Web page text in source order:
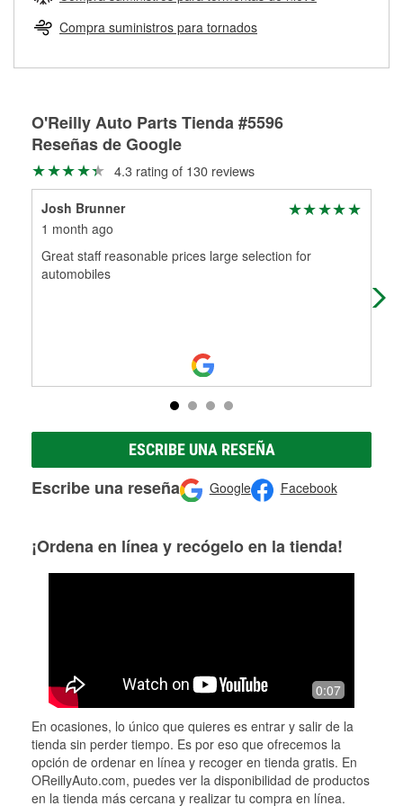
Herramientas de O'Reilly
pueden ser reutilizados, podemos ayudarte a encontrar las
partes de reemplazo correctas para tu reparación.
Rectificación de tambores y discos de freno
Compra suministros para tornados
O'Reilly Auto Parts Tienda #5596
Reseñas de Google
4.3 rating of 130 reviews
Josh Brunner
1 month ago
Great staff reasonable prices large selection for
automobiles
ESCRIBE UNA RESEÑA
Escribe una reseña Google Facebook
¡Ordena en línea y recógelo en la tienda!
0:07
En ocasiones, lo único que quieres es entrar y salir de la
tienda sin perder tiempo. Es por eso que ofrecemos la
opción de ordenar en línea y recoger en tienda gratis. En
OReillyAuto.com, puedes ver la disponibilidad de productos
en la tienda más cercana y realizar tu compra en línea.